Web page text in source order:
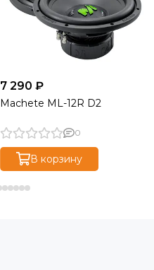
7 290 ₽
Machete ML-12R D2
0
В корзину